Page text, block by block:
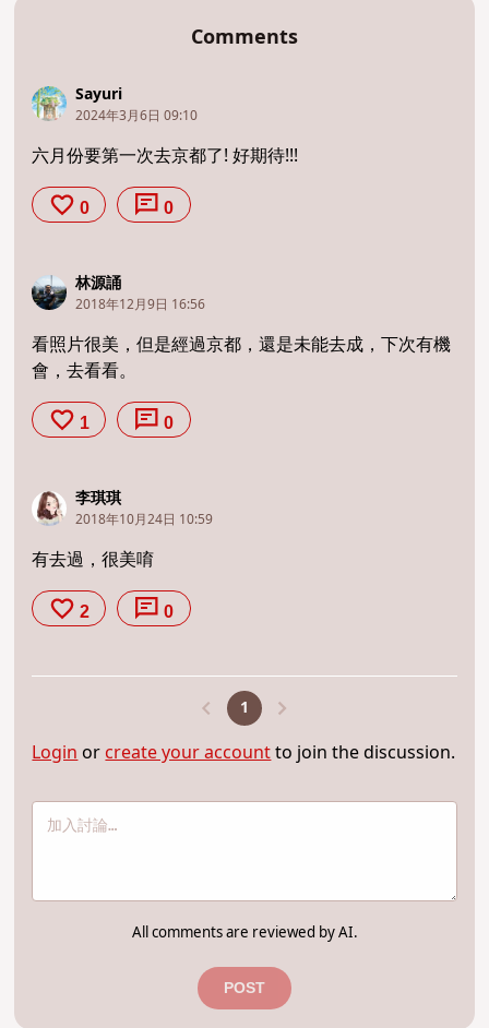
Comments
Sayuri
2024年3月6日 09:10
六月份要第一次去京都了! 好期待!!!
0 0
林源誦
2018年12月9日 16:56
看照片很美，但是經過京都，還是未能去成，下次有機
會，去看看。
1 0
李琪琪
2018年10月24日 10:59
有去過，很美唷
2 0
1
Loginorcreate your accountto join the discussion.
All comments are reviewed by AI.
POST